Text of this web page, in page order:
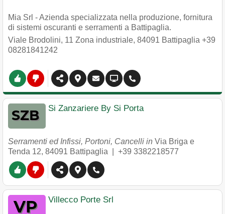
Mia Srl - Azienda specializzata nella produzione, fornitura
di sistemi oscuranti e serramenti a Battipaglia.
Viale Brodolini, 11 Zona industriale, 84091 Battipaglia +39
08281841242
Si Zanzariere By Si Porta
Serramenti ed Infissi, Portoni, Cancelli in Via Briga e
Tenda 12, 84091 Battipaglia +39 3382218577
Villecco Porte Srl